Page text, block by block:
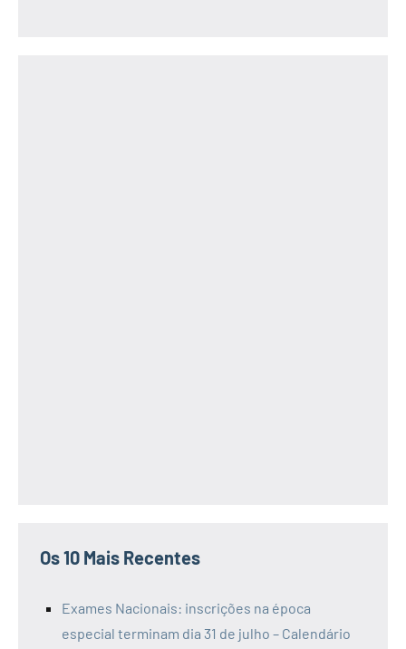
Os 10 Mais Recentes
Exames Nacionais: inscrições na época
especial terminam dia 31 de julho – Calendário